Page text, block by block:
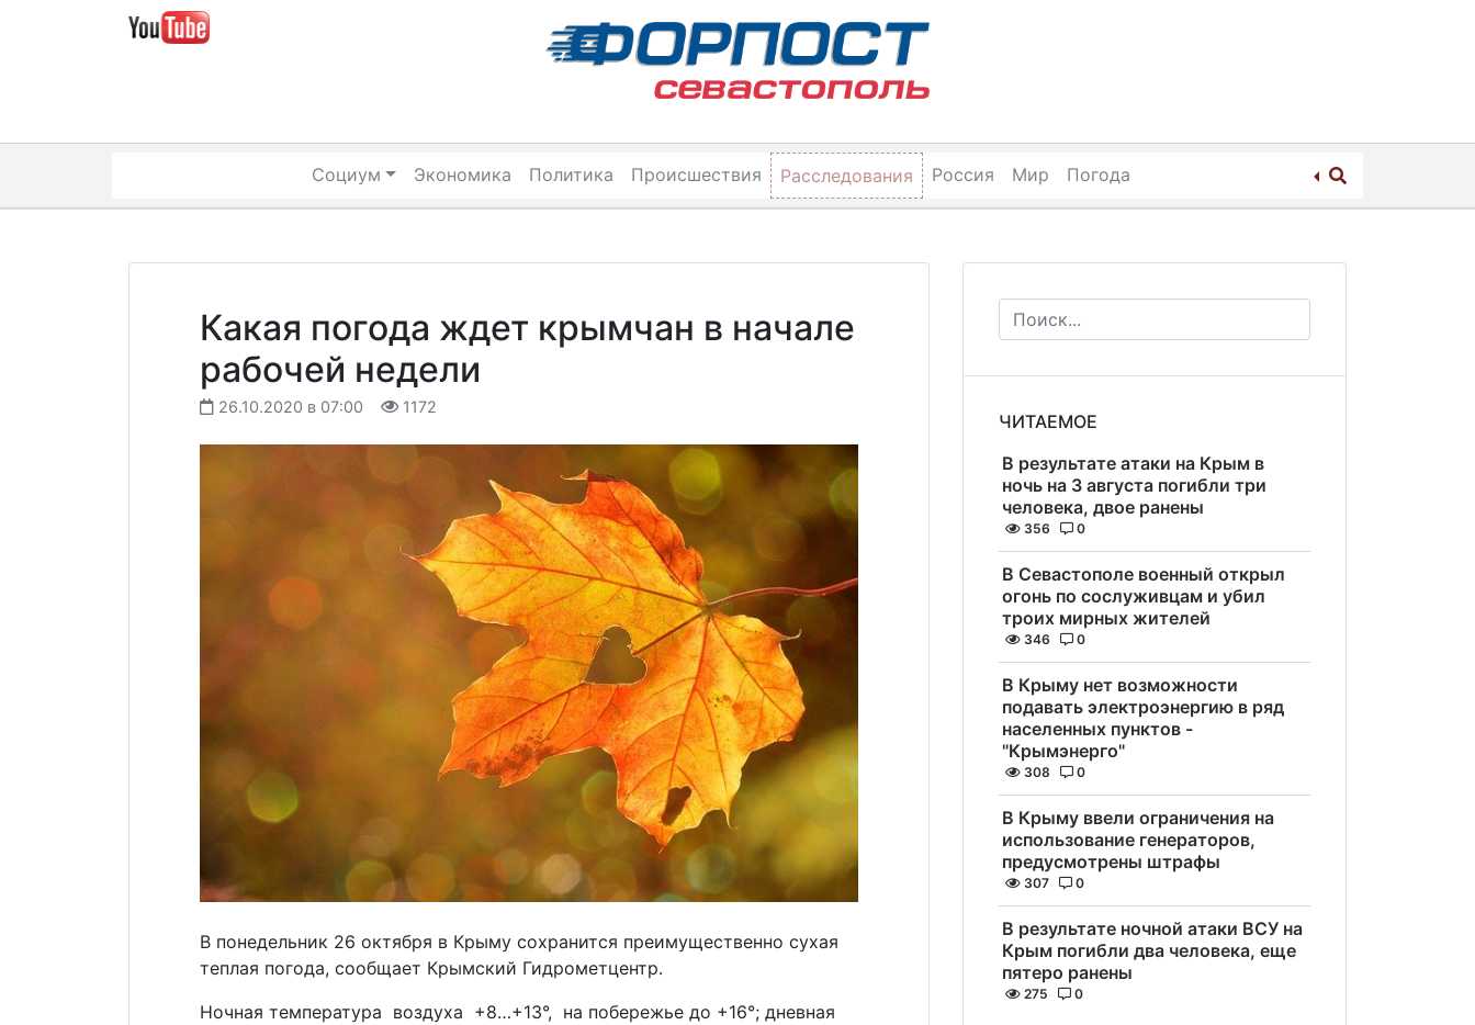
Социум Экономика Политика Происшествия Расследования Россия Мир Погода
Какая погода ждет крымчан в начале
рабочей недели
26.10.2020 в 07:00 1172
В понедельник 26 октября в Крыму сохранится преимущественно сухая
теплая погода, сообщает Крымский Гидрометцентр.
Ночная температура воздуха +8…+13°, на побережье до +16°; дневная
ЧИТАЕМОЕ
В результате атаки на Крым в
ночь на 3 августа погибли три
человека, двое ранены
356 0
В Севастополе военный открыл
огонь по сослуживцам и убил
троих мирных жителей
346 0
В Крыму нет возможности
подавать электроэнергию в ряд
населенных пунктов -
"Крымэнерго"
308 0
В Крыму ввели ограничения на
использование генераторов,
предусмотрены штрафы
307 0
В результате ночной атаки ВСУ на
Крым погибли два человека, еще
пятеро ранены
275 0